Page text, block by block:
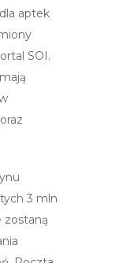
aptek
SOI.
3 mln
zostaną